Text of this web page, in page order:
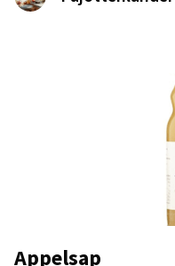
Appelsap